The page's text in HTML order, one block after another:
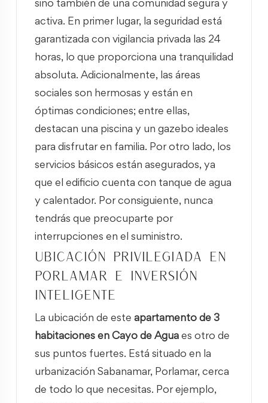
sino también de una comunidad segura y
activa. En primer lugar, la seguridad está
garantizada con vigilancia privada las 24
horas, lo que proporciona una tranquilidad
absoluta. Adicionalmente, las áreas
sociales son hermosas y están en
óptimas condiciones; entre ellas,
destacan una piscina y un gazebo ideales
para disfrutar en familia. Por otro lado, los
servicios básicos están asegurados, ya
que el edificio cuenta con tanque de agua
y calentador. Por consiguiente, nunca
tendrás que preocuparte por
interrupciones en el suministro.
Ubicación privilegiada en
Porlamar e inversión
inteligente
La ubicación de este apartamento de 3
habitaciones en Cayo de Agua es otro de
sus puntos fuertes. Está situado en la
urbanización Sabanamar, Porlamar, cerca
de todo lo que necesitas. Por ejemplo,